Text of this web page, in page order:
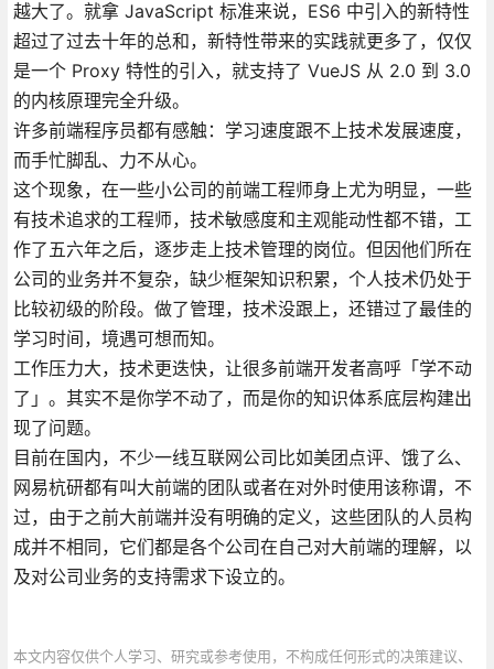
越大了。就拿 JavaScript 标准来说，ES6 中引入的新特性
超过了过去十年的总和，新特性带来的实践就更多了，仅仅
是一个 Proxy 特性的引入，就支持了 VueJS 从 2.0 到 3.0
的内核原理完全升级。
许多前端程序员都有感触：学习速度跟不上技术发展速度，
而手忙脚乱、力不从心。
这个现象，在一些小公司的前端工程师身上尤为明显，一些
有技术追求的工程师，技术敏感度和主观能动性都不错，工
作了五六年之后，逐步走上技术管理的岗位。但因他们所在
公司的业务并不复杂，缺少框架知识积累，个人技术仍处于
比较初级的阶段。做了管理，技术没跟上，还错过了最佳的
学习时间，境遇可想而知。
工作压力大，技术更迭快，让很多前端开发者高呼「学不动
了」。其实不是你学不动了，而是你的知识体系底层构建出
现了问题。
目前在国内，不少一线互联网公司比如美团点评、饿了么、
网易杭研都有叫大前端的团队或者在对外时使用该称谓，不
过，由于之前大前端并没有明确的定义，这些团队的人员构
成并不相同，它们都是各个公司在自己对大前端的理解，以
及对公司业务的支持需求下设立的。
本文内容仅供个人学习、研究或参考使用，不构成任何形式的决策建议、